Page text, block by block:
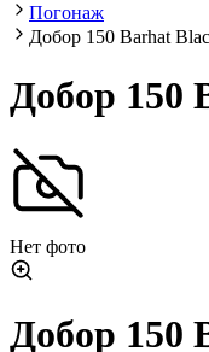
Погонаж
Добор 150 Barhat
Добор 150
Нет фото
Добор 150